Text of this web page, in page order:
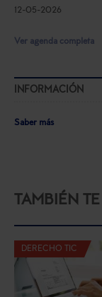
12-05-2026
Ver agenda completa
INFORMACIÓN
Saber más
TAMBIÉN
DERECHO TIC